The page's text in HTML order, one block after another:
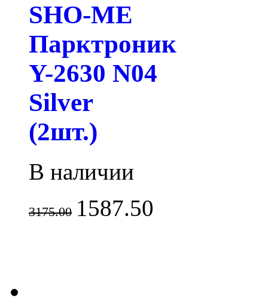
SHO-ME
Парктроник
Y-2630 N04
Silver
(2шт.)
В наличии
3175.00 1587.50